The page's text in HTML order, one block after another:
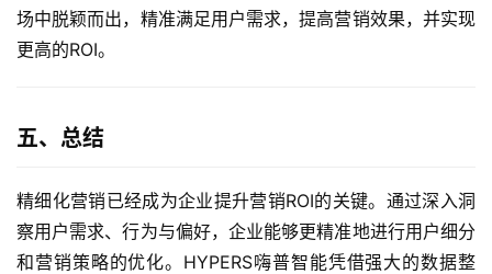
场中脱颖而出，精准满足用户需求，提高营销效果，并实现
更高的ROI。
五、总结
精细化营销已经成为企业提升营销ROI的关键。通过深入洞
察用户需求、行为与偏好，企业能够更精准地进行用户细分
和营销策略的优化。HYPERS嗨普智能凭借强大的数据整